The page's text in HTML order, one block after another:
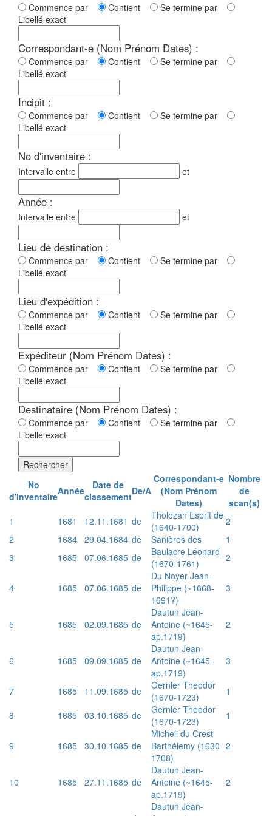
Commence par Contient
Se termine par
Libellé exact
Correspondant-e (Nom Prénom Dates) :
Commence par Contient
Se termine par
Libellé exact
Incipit :
Commence par Contient
Se termine par
Libellé exact
No d'inventaire :
Intervalle entre et
Année :
Intervalle entre et
Lieu de destination :
Commence par Contient
Se termine par
Libellé exact
Lieu d'expédition :
Commence par Contient
Se termine par
Libellé exact
Expéditeur (Nom Prénom Dates) :
Commence par Contient
Se termine par
Libellé exact
Destinataire (Nom Prénom Dates) :
Commence par Contient
Se termine par
Libellé exact
Rechercher
No
d'inventaireAnnée
Date de
classementDe/A
Correspondant-e
(Nom Prénom
Dates)
Nombre
de
scan(s)
1
1681 12.11.1681 de
Tholozan Esprit de
(1640-1700)
2
2
1684 29.04.1684 de Sanières des
1
3
1685 07.06.1685 de
Baulacre Léonard
(1670-1761)
2
4 1685 07.06.1685 de
Du Noyer Jean-
Philippe (~1668-
1691?)
3
5 1685 02.09.1685 de
Dautun Jean-
Antoine (~1645-
ap.1719)
2
6 1685 09.09.1685 de
Dautun Jean-
Antoine (~1645-
ap.1719)
3
7 1685 11.09.1685 de
Gernler Theodor
(1670-1723)
1
8
1685 03.10.1685 de
Gernler Theodor
(1670-1723)
1
9 1685 30.10.1685 de
Micheli du Crest
Barthélemy (1630-
1708)
2
10 1685 27.11.1685 de
Dautun Jean-
Antoine (~1645-
ap.1719)
2
Dautun Jean-